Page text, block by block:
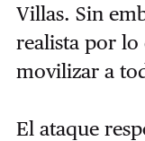
Villas. Sin
realista por
movilizar a
El ataque